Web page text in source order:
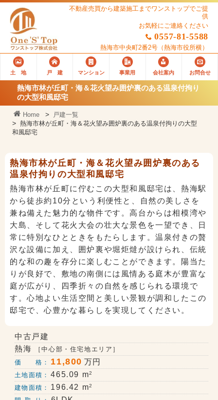
不動産売買から建築施工までワンストップでご提
供
お気軽にご連絡ください
0557-81-5588
熱海市中央町2番2号 （熱海市役所横）
土 地 戸 建 マンション 事業用 会社案内 お問合せ
熱海市林が丘町・海＆花火望み囲炉裏のある温泉付拘り
の大型和風邸宅
Home
戸建一覧
熱海市林が丘町・海＆花火望み囲炉裏のある温泉付拘りの大型
和風邸宅
熱海市林が丘町・海＆花火望み囲炉裏のある
温泉付拘りの大型和風邸宅
熱海市林が丘町に佇むこの大型和風邸宅は、熱海駅
から徒歩約10分という利便性と、自然の美しさを
兼ね備えた魅力的な物件です。高台からは相模湾や
大島、そして花火大会の壮大な景色を一望でき、日
常に特別なひとときをもたらします。温泉付きの贅
沢な設備に加え、囲炉裏や堀炬燵が設けられ、伝統
的な和の趣を存分に楽しむことができます。陽当た
りが良好で、敷地の南側には風情ある庭木が豊富な
庭が広がり、四季折々の自然を感じられる環境で
す。心地よい生活空間と美しい景観が調和したこの
邸宅で、心豊かな暮らしを実現してください。
中古戸建
熱海
［中心部・住宅地エリア］
価 格：
11,800 万円
土地面積： 465.09 m2
建物面積： 196.42 m2